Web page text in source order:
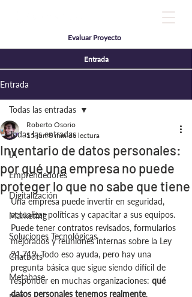
Evaluar Proyecto
Entrada
Entrada
Todas las entradas
IA
Emprendedores
Digitalización
Marketing
Soluciones Tecnológicas
Chatbots
Metabase
Todas las entradas
Inventario de datos personales:
por qué una empresa no puede
proteger lo que no sabe que tiene
Roberto Osorio
15 jun 6 min de lectura
Una empresa puede invertir en seguridad,
actualizar políticas y capacitar a sus equipos.
Puede tener contratos revisados, formularios
mejorados y reuniones internas sobre la Ley
21.719. Todo eso ayuda, pero hay una
pregunta básica que sigue siendo difícil de
responder en muchas organizaciones: qué
datos personales tenemos realmente.